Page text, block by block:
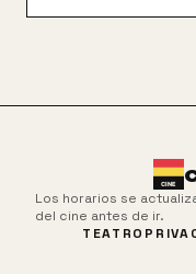
Los horarios se
del cine antes de ir.
TEATRO